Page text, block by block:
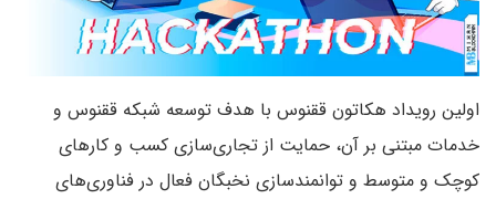
اولین رویداد هکاتون ققنوس با هدف توسعه شبکه ققنوس و
خدمات مبتنی بر آن، حمایت از تجاری‌سازی کسب و کارهای
کوچک و متوسط و توانمندسازی نخبگان فعال در فناوری‌های